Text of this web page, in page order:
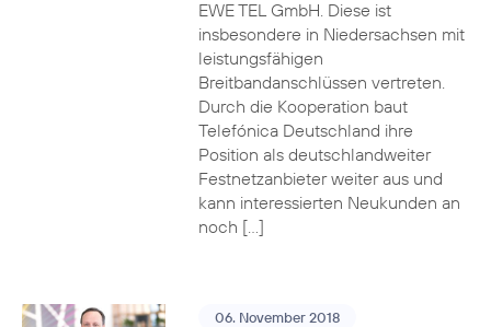
EWE TEL GmbH. Diese ist
insbesondere in Niedersachsen mit
leistungsfähigen
Breitbandanschlüssen vertreten.
Durch die Kooperation baut
Telefónica Deutschland ihre
Position als deutschlandweiter
Festnetzanbieter weiter aus und
kann interessierten Neukunden an
noch […]
06. November 2018